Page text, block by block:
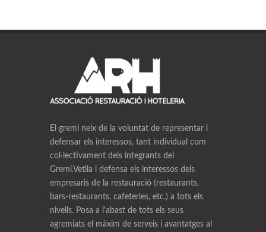
El gremi neix de la voluntat de representar i
defensar els interessos, tant individual com
col·lectivament dels integrants del
Gremi.Vetlla i defensa els interessos dels
empresaris de la restauració (restaurants,
bars-restaurants, cafeteries, etc.) a tots els
nivells. Posa a l'abast de tots els seus
agremiats el màxim de serveis i avantatges al